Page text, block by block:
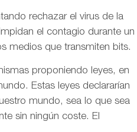
rechazar el virus de la
el contagio durante un
medios que transmiten bits.
proponiendo leyes, en
Estas leyes declararían
mundo, sea lo que sea
sin ningún coste. El